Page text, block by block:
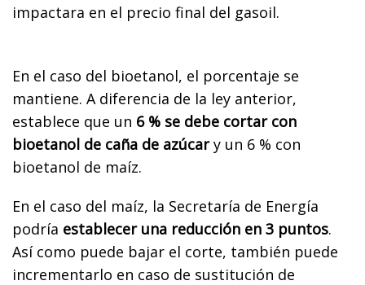
impactara en el precio final del gasoil.
En el caso del bioetanol, el porcentaje se
mantiene. A diferencia de la ley anterior,
establece que un 6 % se debe cortar con
bioetanol de caña de azúcary un 6 % con
bioetanol de maíz.
En el caso del maíz, la Secretaría de Energía
podría establecer una reducción en 3 puntos.
Así como puede bajar el corte, también puede
incrementarlo en caso de sustitución de